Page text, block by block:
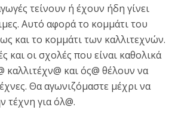
τείνουν ή έχουν ήδη γίνει
Αυτό αφορά το κομμάτι του
και το κομμάτι των καλλιτεχνών.
και οι σχολές που είναι καθολικά
καλλιτέχν@ και ός@ θέλουν να
Θα αγωνιζόμαστε μέχρι να
τέχνη για όλ@.